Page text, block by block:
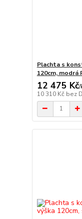
Plachta s
120cm, modrá
12 475 Kč/
10 310 Kč bez